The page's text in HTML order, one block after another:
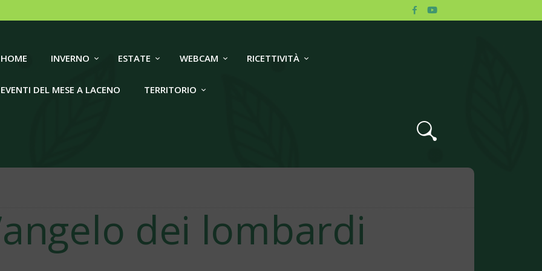
HOME INVERNO ESTATE WEBCAM RICETTIVITÀ
EVENTI DEL MESE A LACENO TERRITORIO
dei lombardi
LACENO TRAVEL
HOME
INVERNO
ESTATE
TERRITORIO